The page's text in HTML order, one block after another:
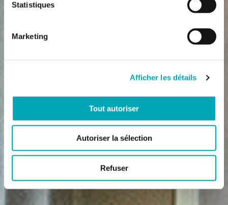
Statistiques
Marketing
Afficher les détails
Tout autoriser
Autoriser la sélection
Refuser